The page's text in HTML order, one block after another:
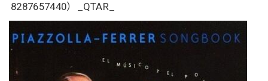
8287657440）_QTAR_